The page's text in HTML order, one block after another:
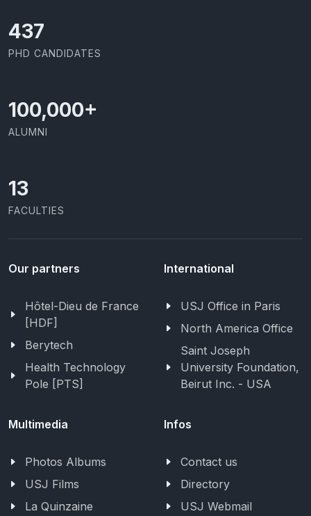
437
PHD CANDIDATES
100,000+
ALUMNI
13
FACULTIES
Our partners
Hôtel-Dieu de France
[HDF]
Berytech
Health Technology
Pole [PTS]
International
USJ Office in Paris
North America Office
Saint Joseph
University Foundation,
Beirut Inc. - USA
Multimedia
Photos Albums
USJ Films
La Quinzaine
Infos
Contact us
Directory
USJ Webmail